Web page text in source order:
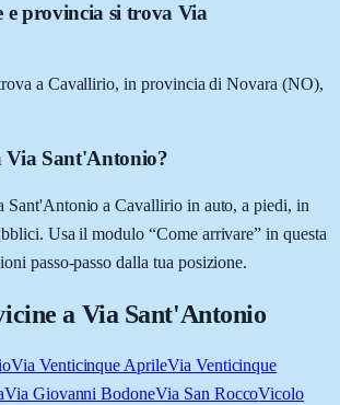
e provincia si trova Via
a Cavallirio, in provincia di Novara (NO),
Via Sant'Antonio?
Sant'Antonio a Cavallirio in auto, a piedi, in
Usa il modulo “Come arrivare” in questa
passo-passo dalla tua posizione.
a Via Sant'Antonio
Via Venticinque AprileVia Venticinque
Via Giovanni BodoneVia San RoccoVicolo